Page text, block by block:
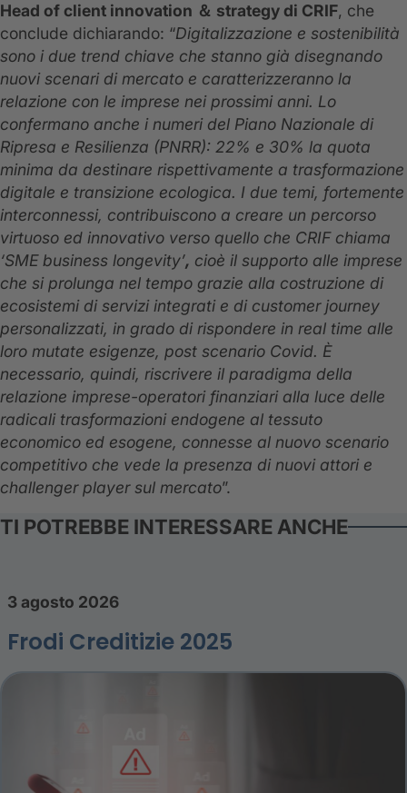
Head of client innovation ＆ strategy di CRIF, che
conclude dichiarando: “Digitalizzazione e sostenibilità
sono i due trend chiave che stanno già disegnando
nuovi scenari di mercato e caratterizzeranno la
relazione con le imprese nei prossimi anni. Lo
confermano anche i numeri del Piano Nazionale di
Ripresa e Resilienza (PNRR): 22% e 30% la quota
minima da destinare rispettivamente a trasformazione
digitale e transizione ecologica. I due temi, fortemente
interconnessi, contribuiscono a creare un percorso
virtuoso ed innovativo verso quello che CRIF chiama
‘SME business longevity’, cioè il supporto alle imprese
che si prolunga nel tempo grazie alla costruzione di
ecosistemi di servizi integrati e di customer journey
personalizzati, in grado di rispondere in real time alle
loro mutate esigenze, post scenario Covid. È
necessario, quindi, riscrivere il paradigma della
relazione imprese-operatori finanziari alla luce delle
radicali trasformazioni endogene al tessuto
economico ed esogene, connesse al nuovo scenario
competitivo che vede la presenza di nuovi attori e
challenger player sul mercato”.
TI POTREBBE INTERESSARE ANCHE
3 agosto 2026
Frodi Creditizie 2025